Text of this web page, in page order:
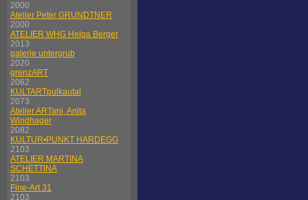
2000
Atelier Peter GRUNDTNER
2000
ATELIER WHG Helga Berger
2013
galerie untergrub
2020
grenzART
2062
KULTARTpulkautal
2073
Atelier ARTani, Anita
Windhager
2082
KULTUR•PUNKT HARDEGG
2103
ATELIER MARTINA
SCHETTINA
2103
Fine-Art 31
2103